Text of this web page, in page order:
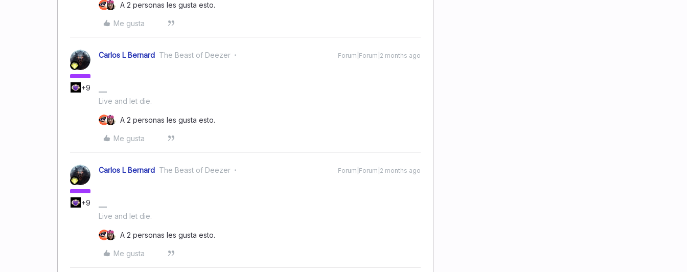
A 2 personas les gusta esto.
Me gusta
+9
Carlos L Bernard The Beast of Deezer Forum|Forum|2 months ago
Live and let die.
A 2 personas les gusta esto.
Me gusta
+9
Carlos L Bernard The Beast of Deezer Forum|Forum|2 months ago
Live and let die.
A 2 personas les gusta esto.
Me gusta